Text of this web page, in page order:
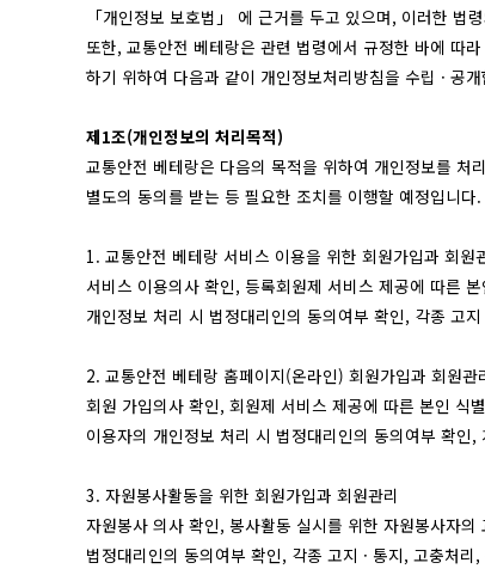
「개인정보 보호법」 에 근거를 두고 있으며, 이러한
또한, 교통안전 베테랑은 관련 법령에서 규정한 바에 따
하기 위하여 다음과 같이 개인정보처리방침을 수립 · 공
제1조(개인정보의 처리목적)
교통안전 베테랑은 다음의 목적을 위하여 개인정보를
별도의 동의를 받는 등 필요한 조치를 이행할 예정입니다.
1. 교통안전 베테랑 서비스 이용을 위한 회원가입과 회원
서비스 이용의사 확인, 등록회원제 서비스 제공에 따른
개인정보 처리 시 법정대리인의 동의여부 확인, 각종 고
2. 교통안전 베테랑 홈페이지(온라인) 회원가입과 회원관
회원 가입의사 확인, 회원제 서비스 제공에 따른 본인 식
이용자의 개인정보 처리 시 법정대리인의 동의여부 확인
3. 자원봉사활동을 위한 회원가입과 회원관리
자원봉사 의사 확인, 봉사활동 실시를 위한 자원봉사자
법정대리인의 동의여부 확인, 각종 고지 · 통지, 고충처